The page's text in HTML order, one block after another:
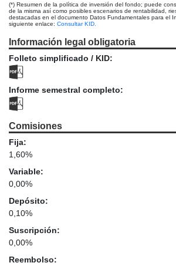
(*) Resumen de la política de inversión del fondo; puede
de la misma así como posibles escenarios de rentabilidad,
destacadas en el documento Datos Fundamentales para el
siguiente enlace: Consultar KID.
Información legal obligatoria
Folleto simplificado / KID:
Informe semestral completo:
Comisiones
Fija:
1,60%
Variable:
0,00%
Depósito:
0,10%
Suscripción:
0,00%
Reembolso: